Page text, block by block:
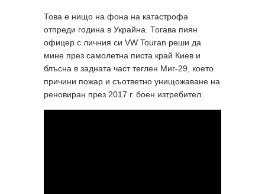
Това е нищо на фона на катастрофа
отпреди година в Украйна. Тогава пиян
офицер с личния си VW Touran реши да
мине през самолетна писта край Киев и
блъсна в задната част теглен Миг-29, което
причини пожар и съответно унищожаване на
реновиран през 2017 г. боен изтребител.